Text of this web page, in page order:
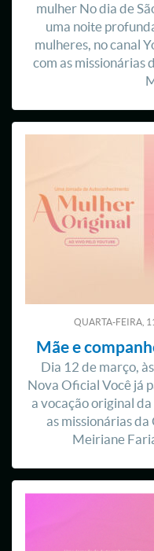
mulher No dia de
uma noite
mulheres, no canal
com as missionárias
QUARTA-FEIRA, 11
Mãe e
Dia 12 de março,
Nova Oficial Você já
a vocação original
as missionárias
Meiriane